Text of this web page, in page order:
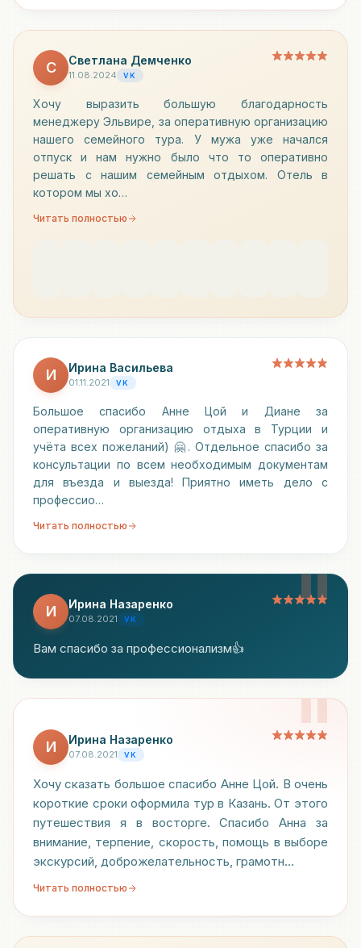
С Светлана Демченко
11.08.2024 VK
Хочу выразить большую благодарность
менеджеру Эльвире, за оперативную организацию
нашего семейного тура. У мужа уже начался
отпуск и нам нужно было что то оперативно
решать с нашим семейным отдыхом. Отель в
котором мы хо…
Читать полностью
И Ирина Васильева
01.11.2021 VK
Большое спасибо Анне Цой и Диане за
оперативную организацию отдыха в Турции и
учёта всех пожеланий) 🤗. Отдельное спасибо за
консультации по всем необходимым документам
для въезда и выезда! Приятно иметь дело с
профессио…
Читать полностью
"
И Ирина Назаренко
07.08.2021 VK
Вам спасибо за профессионализм👍
"
И Ирина Назаренко
07.08.2021 VK
Хочу сказать большое спасибо Анне Цой. В очень
короткие сроки оформила тур в Казань. От этого
путешествия я в восторге. Спасибо Анна за
внимание, терпение, скорость, помощь в выборе
экскурсий, доброжелательность, грамотн…
Читать полностью